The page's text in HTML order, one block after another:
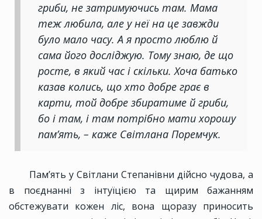
гриби, не затримуючись там. Мама
теж любила, але у неї на це завжди
було мало часу. А я просто люблю й
сама його досліджую. Тому знаю, де що
росте, в який час і скільки. Хоча батько
казав колись, що хто добре грає в
карти, той добре збиратиме й гриби,
бо і там, і там потрібно мати хорошу
пам’ять, – каже Світлана Поремчук.
Пам’ять у Світлани Степанівни дійсно чудова, а
в поєднанні з інтуїцією та щирим бажанням
обстежувати кожен ліс, вона щоразу приносить